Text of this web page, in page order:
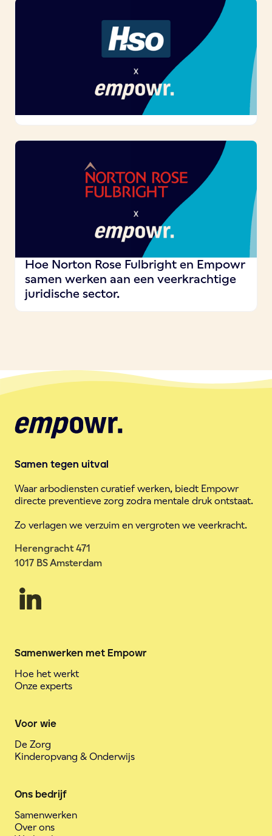
Hoe Norton Rose Fulbright en Empowr
samen werken aan een veerkrachtige
juridische sector.
Samen tegen uitval
Waar arbodiensten curatief werken, biedt Empowr
directe preventieve zorg zodra mentale druk ontstaat.
Zo verlagen we verzuim en vergroten we veerkracht.
Herengracht 471
1017 BS Amsterdam
Samenwerken met Empowr
Hoe het werkt
Onze experts
Voor wie
De Zorg
Kinderopvang & Onderwijs
Ons bedrijf
Samenwerken
Over ons